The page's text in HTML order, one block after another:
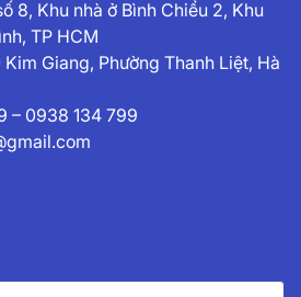
8, Khu nhà ở Bình Chiểu 2, Khu
TP HCM
Giang, Phường Thanh Liệt, Hà
– 0938 134 799